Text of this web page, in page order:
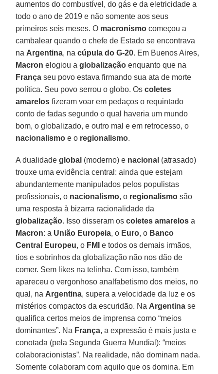
aumentos do combustível, do gás e da eletricidade a
todo o ano de 2019 e não somente aos seus
primeiros seis meses. O macronismo começou a
cambalear quando o chefe de Estado se encontrava
na Argentina, nacúpula do G-20. Em Buenos Aires,
Macron elogiou aglobalização enquanto que na
França seu povo estava firmando sua ata de morte
política. Seu povo serrou o globo. Oscoletes
amarelos fizeram voar em pedaços o requintado
conto de fadas segundo o qual haveria um mundo
bom, o globalizado, e outro mal e em retrocesso, o
nacionalismo e o regionalismo.
A dualidadeglobal (moderno) e nacional (atrasado)
trouxe uma evidência central: ainda que estejam
abundantemente manipulados pelos populistas
profissionais, o nacionalismo, o regionalismo são
uma resposta à bizarra racionalidade da
globalização. Isso disseram oscoletes amarelos a
Macron: a União Europeia, o Euro, o Banco
Central Europeu, o FMI e todos os demais irmãos,
tios e sobrinhos da globalização não nos dão de
comer. Sem likes na telinha. Com isso, também
apareceu o vergonhoso analfabetismo dos meios, no
qual, na Argentina, supera a velocidade da luz e os
mistérios compactos da escuridão. Na Argentina se
qualifica certos meios de imprensa como “meios
dominantes”. Na França, a expressão é mais justa e
conotada (pela Segunda Guerra Mundial): “meios
colaboracionistas”. Na realidade, não dominam nada.
Somente colaboram com aquilo que os domina. Em